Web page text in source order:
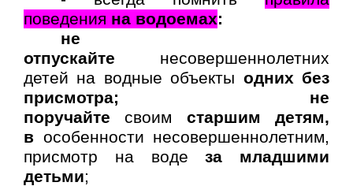
поведения на водоемах:
не
отпускайте несовершеннолетних
детей на водные объекты одних без
присмотра;
не
поручайте своим старшим детям,
в особенности несовершеннолетним,
присмотр на водеза младшими
детьми;